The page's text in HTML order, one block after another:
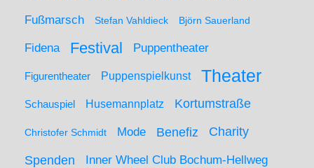
Fußmarsch Stefan Vahldieck Björn Sauerland
Fidena Festival Puppentheater
Figurentheater Puppenspielkunst Theater
Schauspiel Husemannplatz Kortumstraße
Christofer Schmidt Mode Benefiz Charity
Spenden Inner Wheel Club Bochum-Hellweg